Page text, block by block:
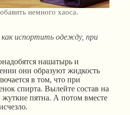
немного хаоса.
испортить одежду, при
нашатырь и
они образуют жидкость
в том, что при
спирта. Вылейте состав на
пятна. А потом вместе